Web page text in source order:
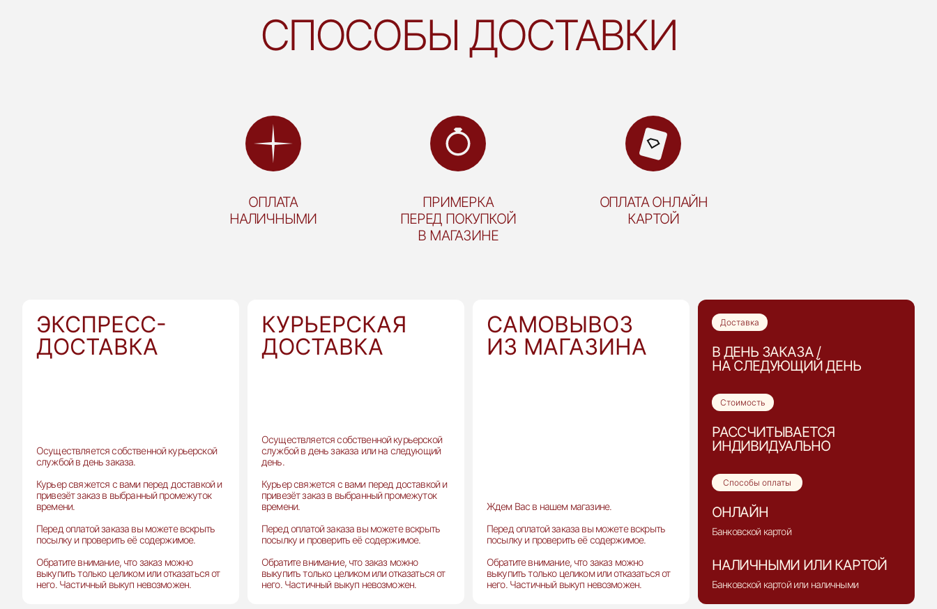
СПОСОБЫ ДОСТАВКИ
ОПЛАТА
НАЛИЧНЫМИ
ПРИМЕРКА
ПЕРЕД ПОКУПКОЙ
В МАГАЗИНЕ
ОПЛАТА ОНЛАЙН
КАРТОЙ
ЭКСПРЕСС-
ДОСТАВКА
Осуществляется собственной курьерской
службой в день заказа.
Курьер свяжется с вами перед доставкой и
привезёт заказ в выбранный промежуток
времени.
Перед оплатой заказа вы можете вскрыть
посылку и проверить её содержимое.
Обратите внимание, что заказ можно
выкупить только целиком или отказаться от
него. Частичный выкуп невозможен.
КУРЬЕРСКАЯ
ДОСТАВКА
Осуществляется собственной курьерской
службой в день заказа или на следующий
день.
Курьер свяжется с вами перед доставкой и
привезёт заказ в выбранный промежуток
времени.
Перед оплатой заказа вы можете вскрыть
посылку и проверить её содержимое.
Обратите внимание, что заказ можно
выкупить только целиком или отказаться от
него. Частичный выкуп невозможен.
САМОВЫВОЗ
ИЗ МАГАЗИНА
Ждем Вас в нашем магазине.
Перед оплатой заказа вы можете вскрыть
посылку и проверить её содержимое.
Обратите внимание, что заказ можно
выкупить только целиком или отказаться от
него. Частичный выкуп невозможен.
Доставка
В ДЕНЬ ЗАКАЗА /
НА СЛЕДУЮЩИЙ ДЕНЬ
Стоимость
РАССЧИТЫВАЕТСЯ
ИНДИВИДУАЛЬНО
Способы оплаты
ОНЛАЙН
Банковской картой
НАЛИЧНЫМИ ИЛИ КАРТОЙ
Банковской картой или наличными